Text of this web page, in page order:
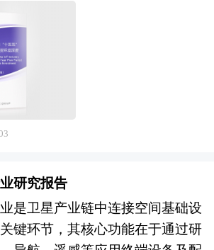
。而产业园区恰恰有利于这些条
对与园区进行整体规划和科学管
就考虑到产业的配套和企业的联
产业园区是指由政府或企业为实
创立的特殊区位环境。 产业园
量企业在一定区域的集中。但
或者业务关联所形成的协同效
成本状况与差异化驱动因素产生
来竞争优势。但是，协同效应是
、国务院发展研究中心、国家海
信息中心、中国经济景气监测中
网、全国及海外相关报刊杂志的
操作系统行业研究单位等公布和
报告对我国工业操作系统行业的
状、子行业发展变化等进行了分
内外工业操作系统行业的发展现
行业的投资分析和趋势预测等
工业操作系统行业的整体发展动
方面提供了参考建议和具体解决
业操作系统产品生产企业、经销
中国经济景气监测中心、中国行
海外多种相关报刊杂志的基础信
位等公布和提供的大量资料。对
作了详尽深入的分析，是企业进
不可或缺的重要参考资料，同时
进行信贷分析、证券分析、投资
期。技术演进层面，传统现场总
主流，但向工业以太网迁移趋势
为实现IT/OT融合、支撑实时控
一承载的关键方向；5G专网在
控制、机器视觉等场景展现价
本、供电与防爆认证、与既有系
化部署；工业无线在设备监测、
业格局层面，西门子、罗克韦
牌在高端市场占据主导，国产厂
网关等设备领域取得突破，但高
块、精密时钟同步芯片、高可靠
生产方式、社会管理和生活模式
心动力。 从市场维度看，历经
联网产业已构建起坚实的发展底
领域的庞大应用市场。当前，产
化连接阶段迈入价值创造新周
出头部企业引领、垂直领域突
态展开深度角逐，推动产业向更
核心引擎。当前，“AIoT+边缘计
合正驱动技术体系发生深刻变
研究报告
是卫星产业链中连接空间基础设
键环节，其核心功能在于通过研